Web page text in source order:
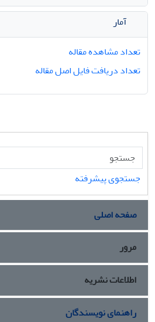
آمار
تعداد مشاهده مقاله
تعداد دریافت فایل اصل مقاله
جستجوی پیشرفته
صفحه اصلی
مرور
اطلاعات نشریه
راهنمای نویسندگان